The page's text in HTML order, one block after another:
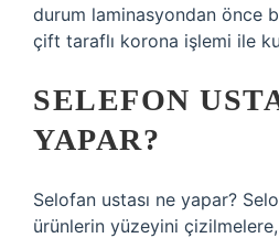
durum laminasyondan önce
çift taraflı korona işlemi ile
SELEFON
YAPAR?
Selofan ustası ne yapar?
ürünlerin yüzeyini